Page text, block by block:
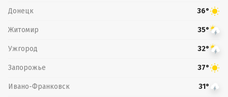
Донецк 36°
Житомир 35°
Ужгород 32°
Запорожье 37°
Ивано-Франковск 31°